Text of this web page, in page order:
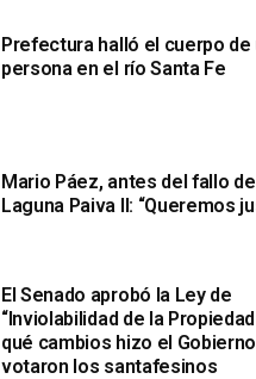
Prefectura halló el cuerpo de
persona en el río Santa Fe
Mario Páez, antes del fallo
Laguna Paiva II: “Queremos
El Senado aprobó la Ley de
“Inviolabilidad de la
qué cambios hizo el
votaron los santafesinos